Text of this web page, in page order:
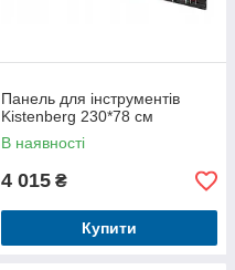
Панель для інструментів
Kistenberg 230*78 см
В наявності
4 015 ₴
Купити